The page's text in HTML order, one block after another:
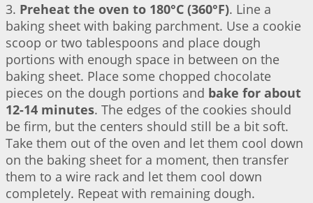
3. Preheat the oven to 180°C (360°F). Line a
baking sheet with baking parchment. Use a cookie
scoop or two tablespoons and place dough
portions with enough space in between on the
baking sheet. Place some chopped chocolate
pieces on the dough portions and bake for about
12-14 minutes. The edges of the cookies should
be firm, but the centers should still be a bit soft.
Take them out of the oven and let them cool down
on the baking sheet for a moment, then transfer
them to a wire rack and let them cool down
completely. Repeat with remaining dough.